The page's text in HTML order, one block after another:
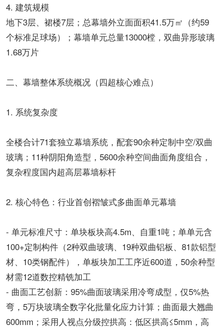
4. 建筑规模
地下3层、裙楼7层；总幕墙外立面面积41.5万㎡（约59
个标准足球场）；幕墙单元总量13000樘，双曲异形玻璃
1.68万片
二、幕墙整体系统概况（四超核心难点）
1. 系统复杂度
全楼合计71套独立幕墙系统，配套90余种定制中空/双曲
玻璃；11种阴阳角造型，5600余种空间曲面角度组合，
复杂程度国内超高层幕墙标杆
2. 核心特色：行业首创褶皱式多曲面单元幕墙
- 单元标准尺寸：单块板块高4.5m、自重1吨；单单元含
100+定制构件（2种双曲玻璃、19种双曲铝板、81款铝型
材、10类钢配件），单板块加工工序近600道，50余种型
材需12道数控精铣加工
- 曲面工艺创新：95%曲面玻璃采用冷弯成型，仅5%热
弯，5万块玻璃全数字化批量化应力计算；曲面最大翘曲
600mm；采用人视点分级控拱高：低区拱高≤5mm，高